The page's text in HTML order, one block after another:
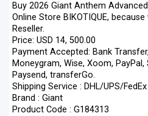
Buy 2026 Giant Anthem
Online Store BIKOTIQUE,
Reseller.
Price: USD 14, 500.00
Payment Accepted: Bank
Moneygram, Wise, Xoom, PayPal,
Paysend, transferGo.
Shipping Service : DHL/UPS/FedEx
Brand : Giant
Product Code : G184313